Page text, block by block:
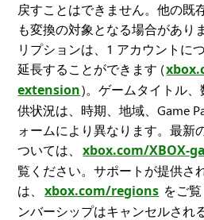
戻すことはできません。他の既
も変換の対象となる場合があり
リプションは、1 アカウントに
延長することができます (
extension)。ゲームタイトル
供状況は、時期、地域、Game
ォームにより異なります。最新
ついては、 xbox.com/XBOX-
覧ください。サポートが提供さ
は、 xbox.com/regions をご
ンバーシップはキャンセルされ